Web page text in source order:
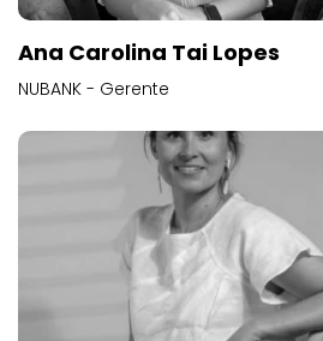
Ana Carolina Tai Lopes
NUBANK - Gerente